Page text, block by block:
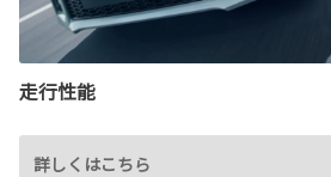
走行性能
詳しくはこちら